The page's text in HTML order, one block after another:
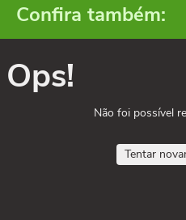
Confira também:
Ops!
Não foi possível
Tentar